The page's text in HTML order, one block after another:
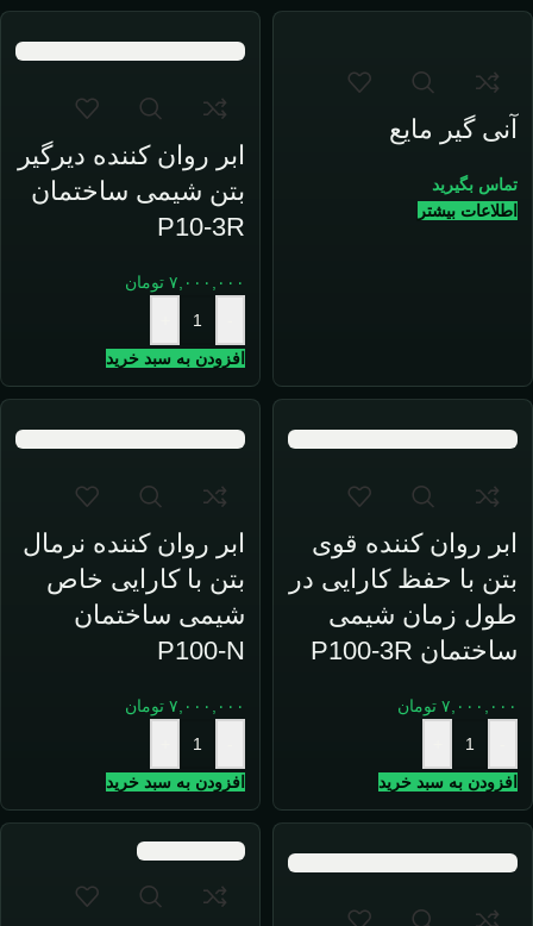
آنی گیر مایع
تماس بگیرید
اطلاعات بیشتر
ابر روان کننده دیرگیر
بتن شیمی ساختمان
P10-3R
۷,۰۰۰,۰۰۰ تومان
افزودن به سبد خرید
ابر روان کننده قوی
بتن با حفظ کارایی در
طول زمان شیمی
ساختمان P100-3R
۷,۰۰۰,۰۰۰ تومان
افزودن به سبد خرید
ابر روان کننده نرمال
بتن با کارایی خاص
شیمی ساختمان
P100-N
۷,۰۰۰,۰۰۰ تومان
افزودن به سبد خرید